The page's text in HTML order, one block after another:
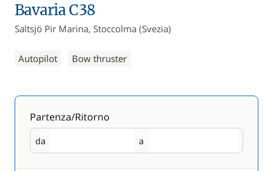
Bavaria C38
Saltsjö Pir Marina, Stoccolma (Svezia)
Autopilot Bow thruster
Partenza/Ritorno
da
Partenza a
Ritorno